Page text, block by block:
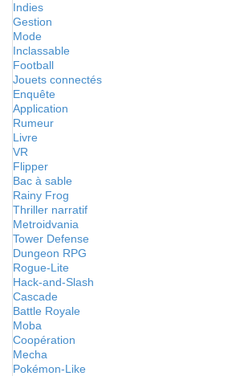
Indies
Gestion
Mode
Inclassable
Football
Jouets connectés
Enquête
Application
Rumeur
Livre
VR
Flipper
Bac à sable
Rainy Frog
Thriller narratif
Metroidvania
Tower Defense
Dungeon RPG
Rogue-Lite
Hack-and-Slash
Cascade
Battle Royale
Moba
Coopération
Mecha
Pokémon-Like